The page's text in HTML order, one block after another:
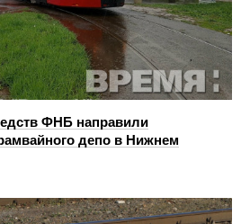
ФНБ направили
депо в Нижнем